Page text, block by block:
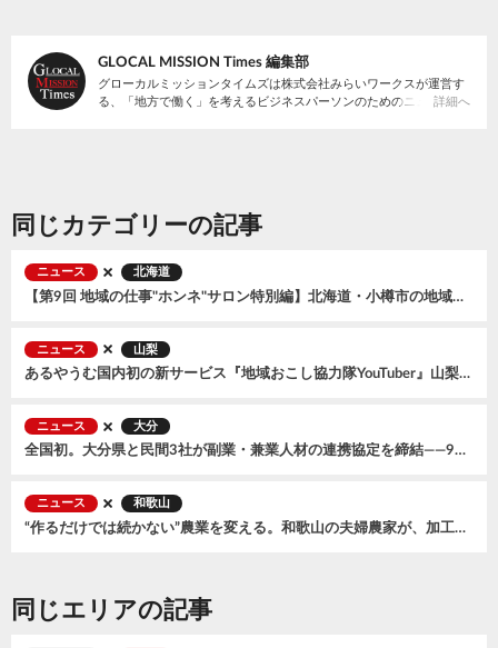
GLOCAL MISSION Times 編集部
グローカルミッションタイムズは株式会社みらいワークスが運営す
る、「地方で働く」を考えるビジネスパーソンのためのニュースサ
詳細へ
同じカテゴリーの記事
ニュース 北海道
【第9回 地域の仕事"ホンネ"サロン特別編】北海道・小樽市の地域おこし協力隊募集説明会〜まちの未来をつくる３つのミッション〜 を開催、全国から57名が参加
ニュース 山梨
あるやうむ国内初の新サービス『地域おこし協力隊YouTuber』山梨県笛吹市で開始。2026年7月に『森風美』が着任
ニュース 大分
全国初。大分県と民間3社が副業・兼業人材の連携協定を締結——9月からオンラインマッチング交流会もスタート
ニュース 和歌山
“作るだけでは続かない”農業を変える。和歌山の夫婦農家が、加工品とECで広げる小規模農家の可能性
同じエリアの記事